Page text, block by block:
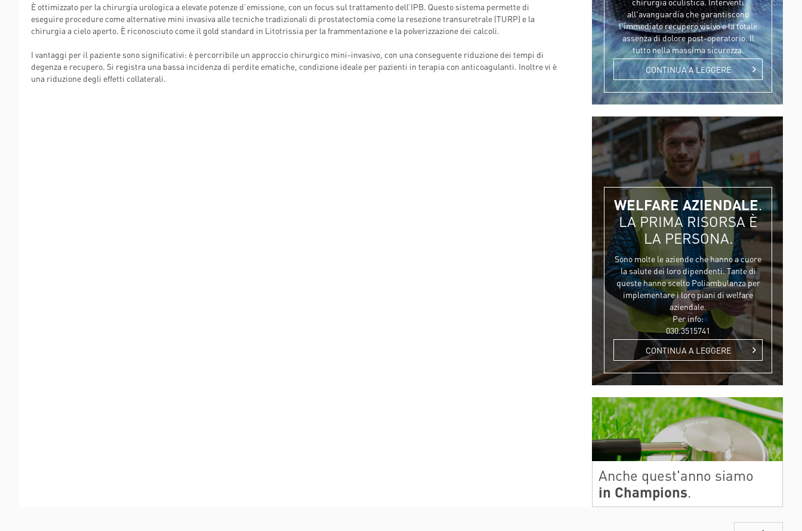
POLIAMBULANZA MEDICAL
CENTER RAPHAËL
INDICAZIONI PER IL MEDICO
PRESCRITTORE
E PER IL PAZIENTE
HORIZON 2020 - DR-BOB
HORIZON 2020 - HIPGEN
HORIZON 2020 - SPRINT
LIFESAVER
È ottimizzato per la chirurgia urologica a elevate potenze d’emissione, con un focus sul trattamento dell’IPB. Questo sistema permette di
eseguire procedure come alternative mini invasiva alle tecniche tradizionali di prostatectomia come la resezione transuretrale (TURP) e la
chirurgia a cielo aperto. È riconosciuto come il gold standard in Litotrissia per la frammentazione e la polverizzazione dei calcoli.
I vantaggi per il paziente sono significativi: è percorribile un approccio chirurgico mini-invasivo, con una conseguente riduzione dei tempi di
degenza e recupero. Si registra una bassa incidenza di perdite ematiche, condizione ideale per pazienti in terapia con anticoagulanti. Inoltre vi è
una riduzione degli effetti collaterali.
all'avanguardia che garantiscono
l'immediato recupero visivo e la totale
assenza di dolore post-operatorio. Il
tutto nella massima sicurezza.
CONTINUA A LEGGERE
WELFARE AZIENDALE.
LA PRIMA RISORSA È
LA PERSONA.
Sono molte le aziende che hanno a cuore
la salute dei loro dipendenti. Tante di
queste hanno scelto Poliambulanza per
implementare i loro piani di welfare
aziendale.
Per info:
030.3515741
CONTINUA A LEGGERE
Anche quest'anno siamo
in Champions.